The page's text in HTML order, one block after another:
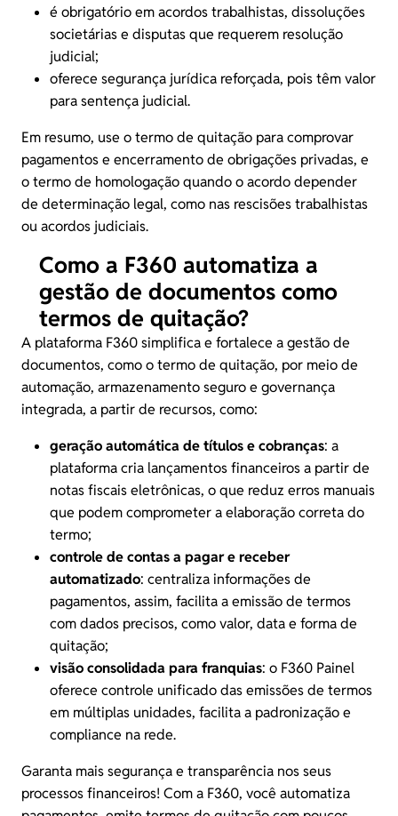
é obrigatório em acordos trabalhistas, dissoluções
societárias e disputas que requerem resolução
judicial;
oferece segurança jurídica reforçada, pois têm valor
para sentença judicial.
Em resumo, use o termo de quitação para comprovar
pagamentos e encerramento de obrigações privadas, e
o termo de homologação quando o acordo depender
de determinação legal, como nas rescisões trabalhistas
ou acordos judiciais.
Como a F360 automatiza a
gestão de documentos como
termos de quitação?
A plataforma F360simplifica e fortalece a gestão de
documentos, como o termo de quitação, por meio de
automação, armazenamento seguro e governança
integrada, a partir de recursos, como:
geração automática de títulos e cobranças: a
plataforma cria lançamentos financeiros a partir de
notas fiscais eletrônicas, o que reduz erros manuais
que podem comprometer a elaboração correta do
termo;
controle de contas a pagar e receber
automatizado: centraliza informações de
pagamentos, assim, facilita a emissão de termos
com dados precisos, como valor, data e forma de
quitação;
visão consolidada para franquias: o F360 Painel
oferece controle unificado das emissões de termos
em múltiplas unidades, facilita a padronização e
compliance na rede.
Garanta mais segurança e transparência nos seus
processos financeiros! Com a F360, você automatiza